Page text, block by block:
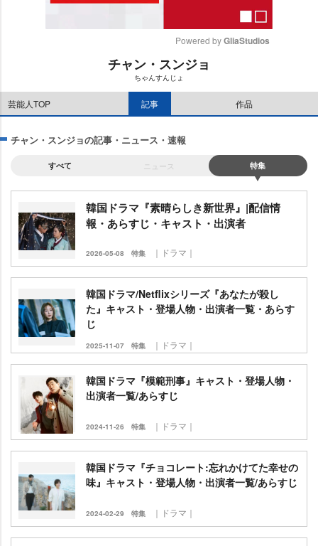
Powered by GliaStudios
チャン・スンジョ
ちゃんすんじょ
芸能人TOP 記事 作品
チャン・スンジョの記事・ニュース・速報
すべて ニュース 特集
韓国ドラマ『素晴らしき新世界』|配信情
報・あらすじ・キャスト・出演者
2026-05-08 特集 ｜ドラマ｜
韓国ドラマ/Netflixシリーズ『あなたが殺し
た』キャスト・登場人物・出演者一覧・あらす
じ
2025-11-07 特集 ｜ドラマ｜
韓国ドラマ『模範刑事』キャスト・登場人物・
出演者一覧/あらすじ
2024-11-26 特集 ｜ドラマ｜
韓国ドラマ『チョコレート:忘れかけてた幸せの
味』キャスト・登場人物・出演者一覧/あらすじ
2024-02-29 特集 ｜ドラマ｜